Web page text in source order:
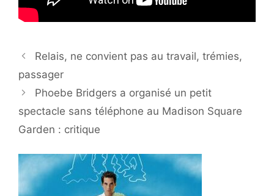
Relais, ne convient pas au travail, trémies,
passager
Phoebe Bridgers a organisé un petit
spectacle sans téléphone au Madison Square
Garden : critique